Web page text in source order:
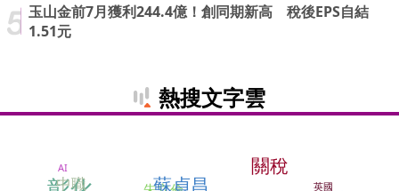
玉山金前7月獲利244.4億！創同期新高 稅後EPS自結
1.51元
熱搜文字雲
英國
AI 關稅
蘇貞昌
中職